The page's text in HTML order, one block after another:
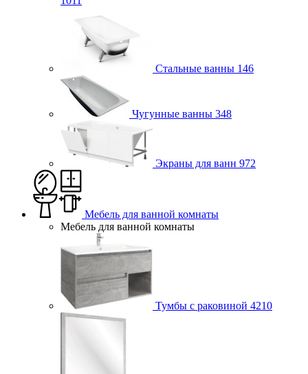
Стальные ванны 146
Чугунные ванны 348
Экраны для ванн 972
Мебель для ванной комнаты
Мебель для ванной комнаты
Тумбы с раковиной 4210